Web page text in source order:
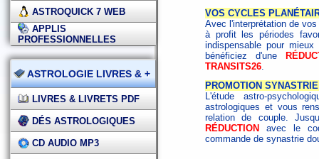
ASTROQUICK 7 WEB
APPLIS
PROFESSIONNELLES
ASTROLOGIE LIVRES & +
LIVRES & LIVRETS PDF
DÉS ASTROLOGIQUES
CD AUDIO MP3
VOS CYCLES
Avec l'interprétation de
à profit les périodes
indispensable pour
bénéficiez d'une
TRANSITS26.
PROMOTION
L'étude astro-
astrologiques et vous
relation de couple.
RÉDUCTION
avec le
commande de synastrie